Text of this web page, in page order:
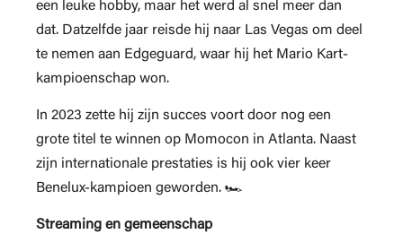
een leuke hobby, maar het werd al snel meer dan
dat. Datzelfde jaar reisde hij naar Las Vegas om deel
te nemen aan Edgeguard, waar hij het Mario Kart-
kampioenschap won.
In 2023 zette hij zijn succes voort door nog een
grote titel te winnen op Momocon in Atlanta. Naast
zijn internationale prestaties is hij ook vier keer
Benelux-kampioen geworden. 🏎️
Streaming en gemeenschap